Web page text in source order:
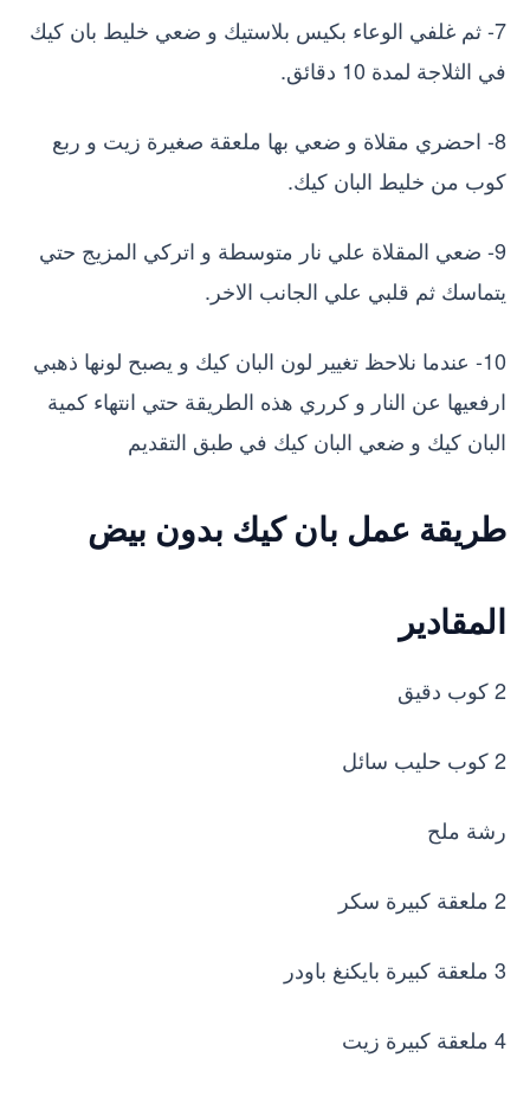
7- ثم غلفي الوعاء بكيس بلاستيك و ضعي خليط بان كيك
في الثلاجة لمدة 10 دقائق.
8- احضري مقلاة و ضعي بها ملعقة صغيرة زيت و ربع
كوب من خليط البان كيك.
9- ضعي المقلاة علي نار متوسطة و اتركي المزيج حتي
يتماسك ثم قلبي علي الجانب الاخر.
10- عندما نلاحظ تغيير لون البان كيك و يصبح لونها ذهبي
ارفعيها عن النار و كرري هذه الطريقة حتي انتهاء كمية
البان كيك و ضعي البان كيك في طبق التقديم
طريقة عمل بان كيك بدون بيض
المقادير
2 كوب دقيق
2 كوب حليب سائل
رشة ملح
2 ملعقة كبيرة سكر
3 ملعقة كبيرة بايكنغ باودر
4 ملعقة كبيرة زيت